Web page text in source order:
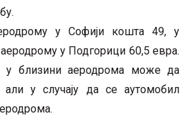
у Софији кошта 49, у
аеродрому у Подгорици 60,5 евра.
у близини аеродрома може да
али у случају да се аутомобил